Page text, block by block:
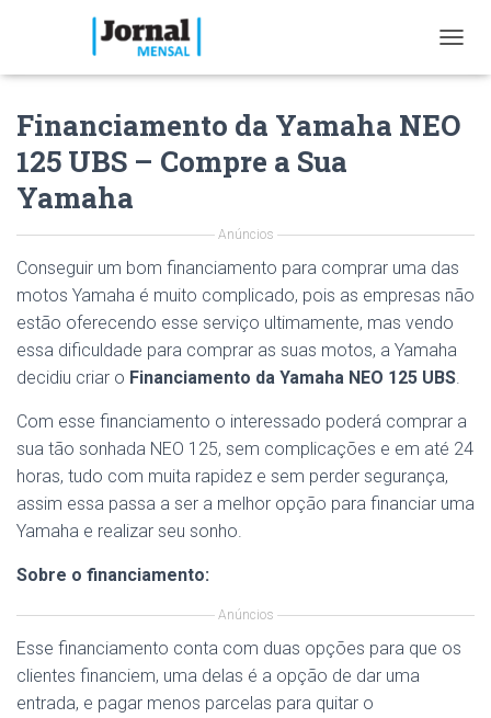
O
G
L
G
T
I
O
Financiamento da Yamaha NEO
125 UBS – Compre a Sua
Yamaha
Anúncios
Conseguir um bom financiamento para comprar uma das
motos Yamaha é muito complicado, pois as empresas não
estão oferecendo esse serviço ultimamente, mas vendo
essa dificuldade para comprar as suas motos, a Yamaha
decidiu criar o Financiamento da Yamaha NEO 125 UBS.
Com esse financiamento o interessado poderá comprar a
sua tão sonhada NEO 125, sem complicações e em até 24
horas, tudo com muita rapidez e sem perder segurança,
assim essa passa a ser a melhor opção para financiar uma
Yamaha e realizar seu sonho.
Sobre o financiamento:
Anúncios
Esse financiamento conta com duas opções para que os
clientes financiem, uma delas é a opção de dar uma
entrada, e pagar menos parcelas para quitar o